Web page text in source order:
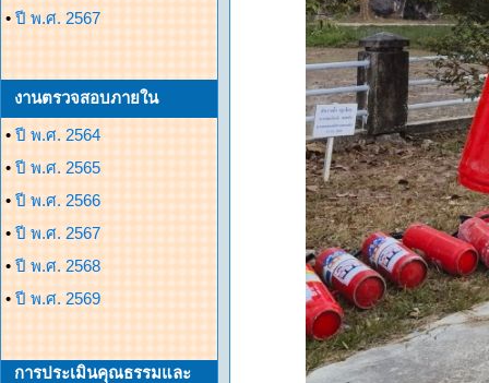
• ปี พ.ศ. 2567
งานตรวจสอบภายใน
• ปี พ.ศ. 2564
• ปี พ.ศ. 2565
• ปี พ.ศ. 2566
• ปี พ.ศ. 2567
• ปี พ.ศ. 2568
• ปี พ.ศ. 2569
การประเมินคุณธรรมและ